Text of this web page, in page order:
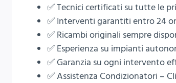
✅ Tecnici certificati su tutte le
✅ Interventi garantiti entro 24
✅ Ricambi originali sempre
✅ Esperienza su impianti
✅ Garanzia su ogni intervento
✅ Assistenza Condizionatori –